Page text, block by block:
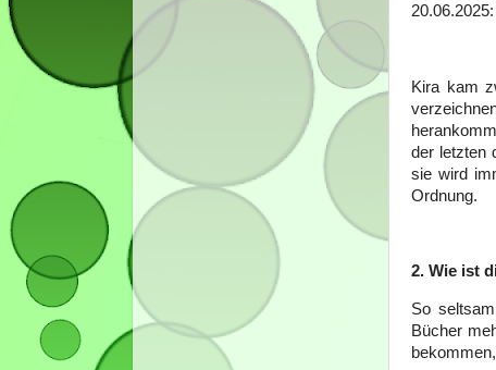
Kira kam
der letzten
sie wird
Ordnung.
2. Wie ist
So
Bücher